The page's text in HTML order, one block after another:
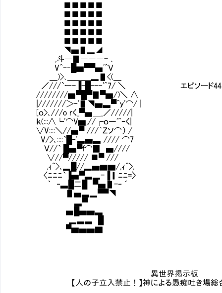
■■■■■
■■■■■
■■■■■
■■■■■
■■■■■
◥▅▋▂◢
,斗―▊―――- ､
V^ｰ‐█▆▀▀▅'^Ｖ
＿)>､＿＿＿▂▋<(＿
／///`ー-▐-█--‐'^7/ ＼ エピソード44 異世
////////▆▀█▀▊▀▆/)＼ ∧
|///////＞‐'▋◥▅▃▀^ｙ'⌒/ |
[ｏ>､///o ｒく_▀▅＿_／/////|
ｋ(:::∧└'⌒V▆,//┌ｏ―'^ｰく|
∨V::::＼//▅▀ ///｀Ｚソ⌒） /
V/>､::::`█‐'▃▅▃ //// ⌒7
Ｖ//` █▅▀ｆ⌒▉ ▅////
∨//▀///// ■▀ ///
,ｨ^>､▂█//▂▅▆▆/,ｨ^>,
〈ﾆﾆﾆ`▐▅▀▃▂-▐▎ﾆﾆ=〉
｀ ‐▃█二█ ▀▅▋-‐ ´
▋▅▃▂▀▀◥
▃▀
▅█▅▅▃
▂▃▃ █
▀▆▅▅▇
異世界掲示板
【人の子立入禁止！】神による愚痴吐き場総合